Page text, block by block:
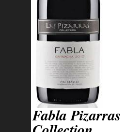
Fabla Pizarras